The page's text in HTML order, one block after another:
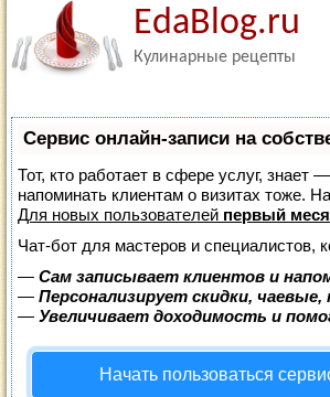
EdaBlog.ru
Кулинарные рецепты
Сервис онлайн-записи на
Тот, кто работает в сфере услуг, знает
напоминать клиентам о визитах
Для новых пользователей первый
Чат-бот для мастеров и специалистов,
— Сам записывает клиентов и
— Персонализирует скидки,
— Увеличивает доходимость и
Начать пользоваться